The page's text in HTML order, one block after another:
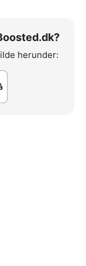
herunder: